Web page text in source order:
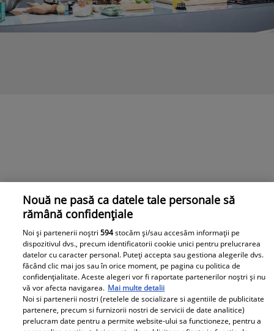
Jean Gavril și Dinu au făcut spectacol la Chefi la Cuțite:
„Vrem să îi facem o surpriză lui Scărlătescu” / Video
Jean Gavril și fratele său, Dinu, au participat, marți
Nouă ne pasă ca datele tale personale să
rămână confidențiale
Noi și partenerii noștri594stocăm și/sau accesăm informații pe
dispozitivul dvs., precum identificatorii cookie unici pentru prelucrarea
datelor cu caracter personal. Puteți accepta sau gestiona alegerile dvs.
făcând clic mai jos sau în orice moment, pe pagina cu politica de
confidențialitate. Aceste alegeri vor fi raportate partenerilor noștri și nu
vă vor afecta navigarea. Mai multe detalii
Noi si partenerii nostri (retelele de socializare si agentiile de publicitate
partenere, precum si furnizorii nostri de servicii de date analitice)
prelucram date pentru a permite website-ului sa functioneze, pentru a